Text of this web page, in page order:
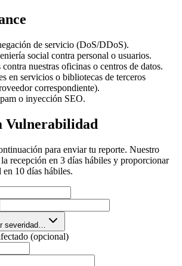
de servicio (DoS/DDoS).
social contra personal o usuarios.
nuestras oficinas o centros de datos.
en servicios o bibliotecas de terceros
correspondiente).
o inyección SEO.
Vulnerabilidad
para enviar tu reporte. Nuestro
recepción en 3 días hábiles y proporcionar
10 días hábiles.
severidad…
(opcional)